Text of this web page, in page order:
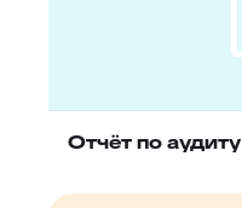
Отчёт по аудиту